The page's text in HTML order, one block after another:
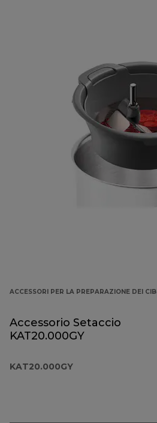
ACCESSORI PER LA PREPARAZIONE DEI CIBI
Accessorio Setaccio
KAT20.000GY
KAT20.000GY